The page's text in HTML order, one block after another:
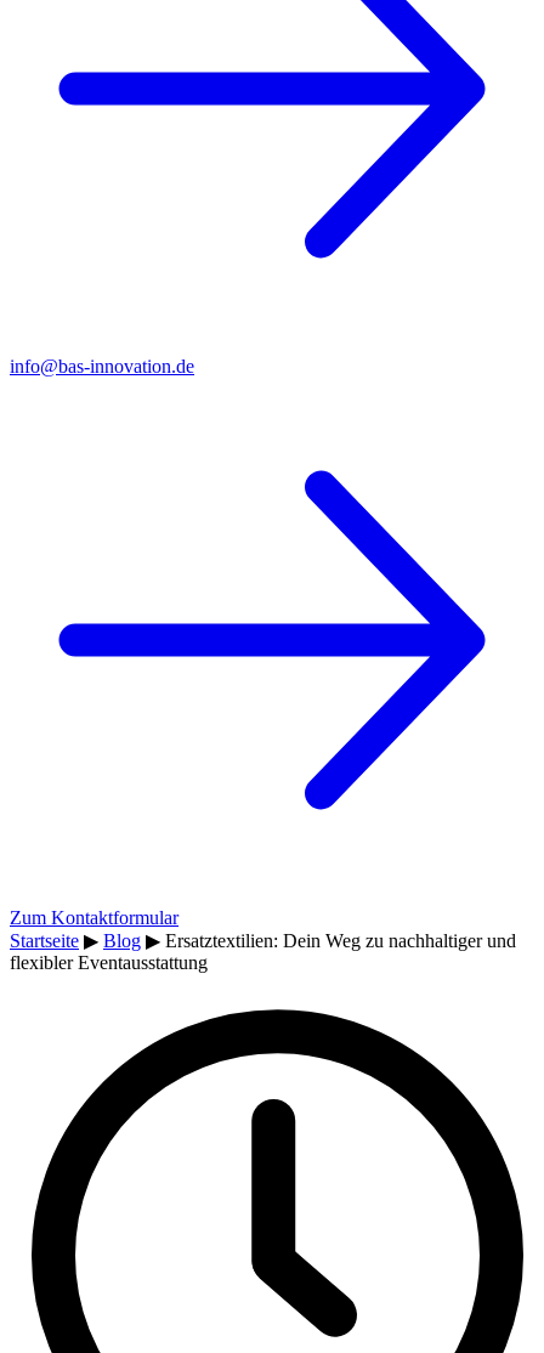
info@bas-innovation.de
Zum Kontaktformular
Startseite ▶ Blog ▶ Ersatztextilien: Dein Weg zu nachhaltiger und
flexibler Eventausstattung